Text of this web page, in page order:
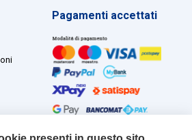
Pagamenti accettati